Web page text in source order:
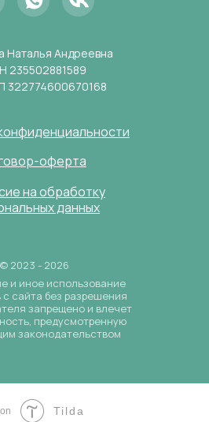
и иное использование
сайта без разрешения
запрещено и влечет
предусмотренную
законодательством
© 2023 - 2026
на обработку
данных
оферта
Наталья Андреевна
235502881589
322774600670168
Tilda